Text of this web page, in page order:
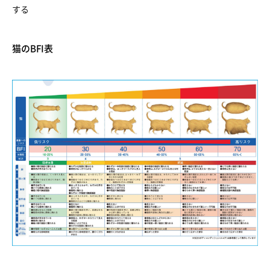
する
猫のBFI表